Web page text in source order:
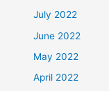
July 2022
June 2022
May 2022
April 2022